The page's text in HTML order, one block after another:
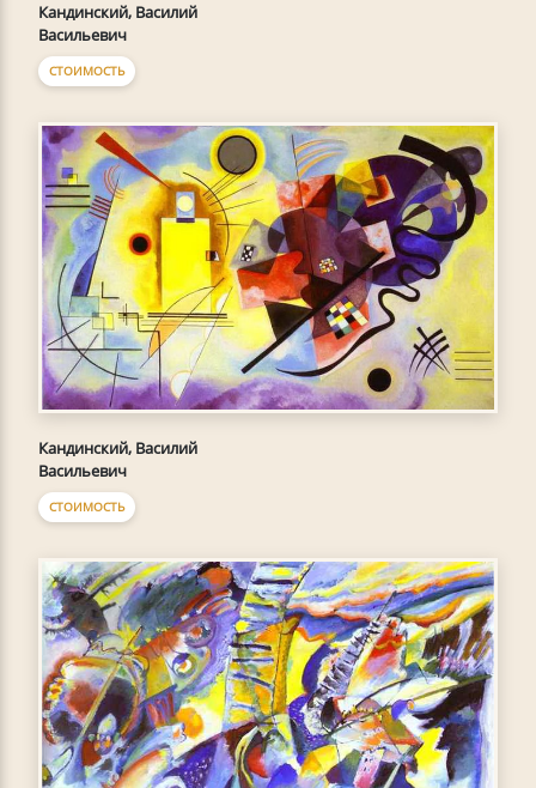
Кандинский, Василий
Васильевич
СТОИМОСТЬ
Кандинский, Василий
Васильевич
СТОИМОСТЬ